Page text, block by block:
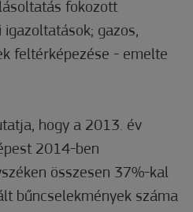
fokozott
gazos,
feltérképezése - emelte
hogy a 2013. év
2014-ben
összesen 37%-kal
bűncselekmények száma